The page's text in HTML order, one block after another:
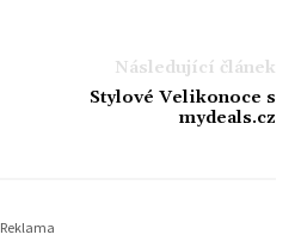
Následující článek
Stylové Velikonoce s
mydeals.cz